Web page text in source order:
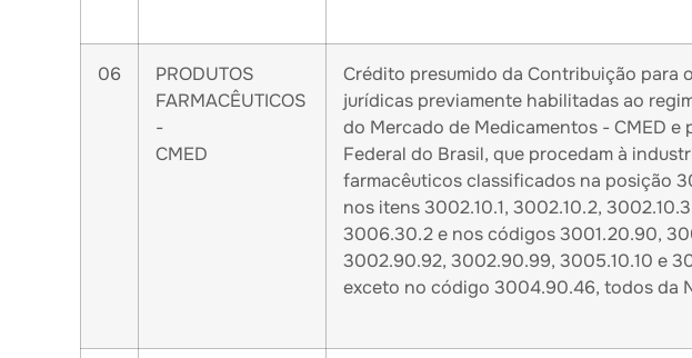
06
PRODUTOS
FARMACÊUTICOS
-
CMED
Crédito presumido da Contribuição para
jurídicas previamente habilitadas ao
do Mercado de Medicamentos - CMED e
Federal do Brasil, que procedam à
farmacêuticos classificados na posição
nos itens 3002.10.1, 3002.10.2,
3006.30.2 e nos códigos 3001.20.90,
3002.90.92, 3002.90.99, 3005.10.10 e
exceto no código 3004.90.46, todos da